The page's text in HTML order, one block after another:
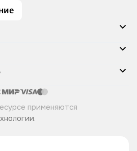
применяются
.